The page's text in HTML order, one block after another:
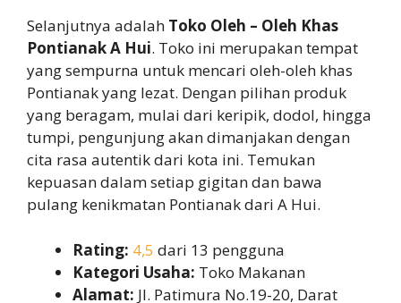
Selanjutnya adalah Toko Oleh – Oleh Khas
Pontianak A Hui. Toko ini merupakan tempat
yang sempurna untuk mencari oleh-oleh khas
Pontianak yang lezat. Dengan pilihan produk
yang beragam, mulai dari keripik, dodol, hingga
tumpi, pengunjung akan dimanjakan dengan
cita rasa autentik dari kota ini. Temukan
kepuasan dalam setiap gigitan dan bawa
pulang kenikmatan Pontianak dari A Hui.
Rating: 4,5 dari 13 pengguna
Kategori Usaha: Toko Makanan
Alamat: Jl. Patimura No.19-20, Darat